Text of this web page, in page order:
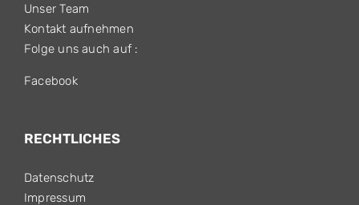
Unser Team
Kontakt aufnehmen
Folge uns auch auf :
Facebook
RECHTLICHES
Datenschutz
Impressum